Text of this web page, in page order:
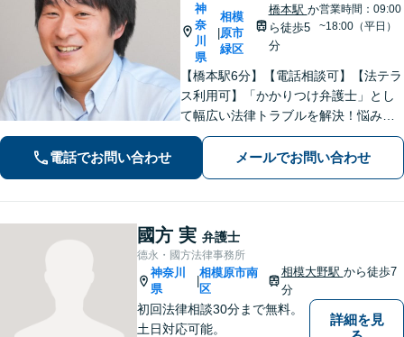
神
奈
川
県
相模
原市
緑区
橋本駅 か
ら徒歩5
分
営業時間：09:00
~18:00（平日）
【橋本駅6分】【電話相談可】【法テラ
ス利用可】「かかりつけ弁護士」とし
て幅広い法律トラブルを解決！悩みに
寄り添いながら、誠実な対応を心がけ
ております「粘り強い交渉とフットワ
ークの軽さが強み」男性・女性弁護士
電話でお問い合わせ メールでお問い合わせ
國方 実 弁護士
德永・國方法律事務所
神奈川
県
相模原市南
区
相模大野駅 から徒歩7
分
初回法律相談30分まで無料。
土日対応可能。
詳細を見